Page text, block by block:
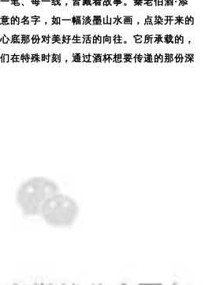
的名字，如一幅淡墨山水画，点染开来的
底那份对美好生活的向往。它所承载的，
在特殊时刻，通过酒杯想要传递的那份深